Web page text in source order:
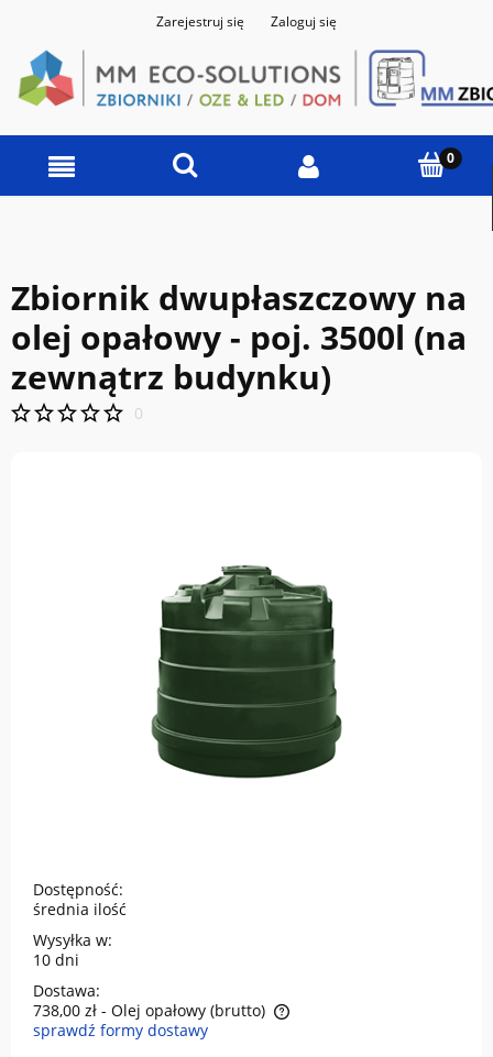
Zarejestruj się Zaloguj się
Zbiornik dwupłaszczowy na
olej opałowy - poj. 3500l (na
zewnątrz budynku)
0
Dostępność:
średnia ilość
Wysyłka w:
10 dni
Dostawa:
738,00 zł - Olej opałowy (brutto)
Cena nie zawiera ewentualnych kosztów płatności
sprawdź formy dostawy